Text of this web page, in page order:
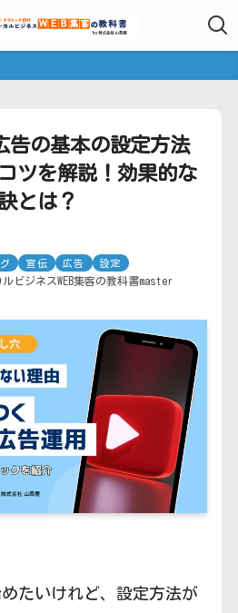
告の基本の設定方法
ツを解説！効果的な
とは？
宣伝 広告 設定
ルビジネスWEB集客の教科書master
めたいけれど、設定方法が